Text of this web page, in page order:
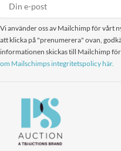
Vi använder oss av Mailchimp för vårt
att klicka på "prenumerera" ovan,
informationen skickas till Mailchimp
om Mailschimps integritetspolicy här.